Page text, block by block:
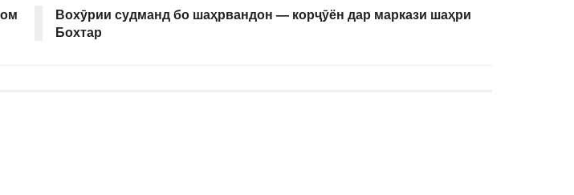
Вохӯрии судманд бо шаҳрвандон — корҷӯён дар маркази шаҳри
Бохтар